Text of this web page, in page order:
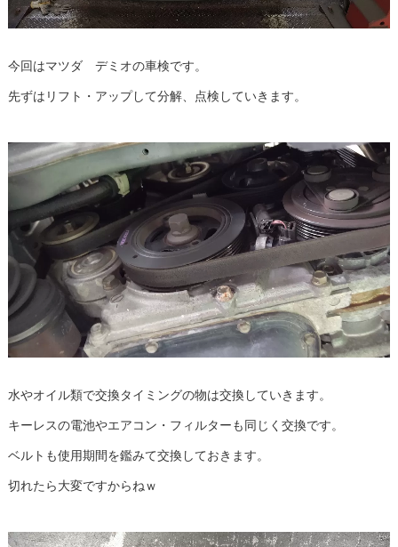
今回はマツダ デミオの車検です。
先ずはリフト・アップして分解、点検していきます。
水やオイル類で交換タイミングの物は交換していきます。
キーレスの電池やエアコン・フィルターも同じく交換です。
ベルトも使用期間を鑑みて交換しておきます。
切れたら大変ですからねｗ